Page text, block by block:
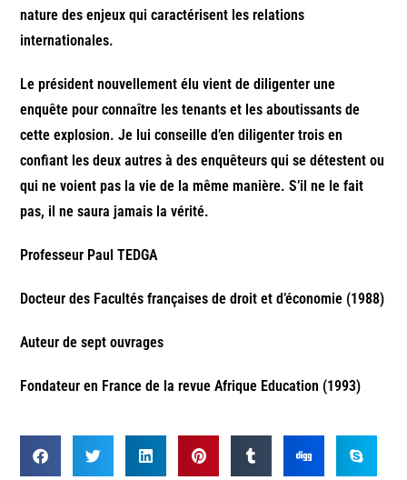
nature des enjeux qui caractérisent les relations
internationales.
Le président nouvellement élu vient de diligenter une
enquête pour connaître les tenants et les aboutissants de
cette explosion. Je lui conseille d’en diligenter trois en
confiant les deux autres à des enquêteurs qui se détestent ou
qui ne voient pas la vie de la même manière. S’il ne le fait
pas, il ne saura jamais la vérité.
Professeur Paul TEDGA
Docteur des Facultés françaises de droit et d’économie (1988)
Auteur de sept ouvrages
Fondateur en France de la revue Afrique Education (1993)